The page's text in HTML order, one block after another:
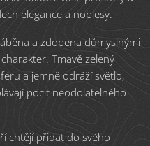
elegance a noblesy.
a zdobena důmyslnými
Tmavě zelený
a jemně odráží světlo,
pocit neodolatelného
chtějí přidat do svého